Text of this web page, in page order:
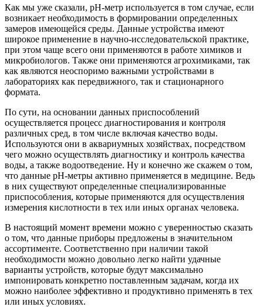
Как мы уже сказали, pH-метр используется в том случае, если
возникает необходимость в формировании определенных
замеров имеющейся среды. Данные устройства имеют
широкое применение в научно-исследовательской практике,
при этом чаще всего они применяются в работе химиков и
микробиологов. Также они применяются агрохимиками, так
как являются неоспоримо важными устройствами в
лабораториях как передвижного, так и стационарного
формата.
По сути, на основании данных приспособлений
осуществляется процесс диагностирования и контроля
различных сред, в том числе включая качество воды.
Используются они в аквариумных хозяйствах, посредством
чего можно осуществлять диагностику и контроль качества
воды, а также водоотведение. Ну и конечно же скажем о том,
что данные pH-метры активно применяется в медицине. Ведь
в них существуют определенные специализированные
приспособления, которые применяются для осуществления
измерения кислотности в тех или иных органах человека.
В настоящий момент времени можно с уверенностью сказать
о том, что данные приборы предложены в значительном
ассортименте. Соответственно при наличии такой
необходимости можно довольно легко найти удачные
варианты устройств, которые будут максимально
импонировать конкретно поставленным задачам, когда их
можно наиболее эффективно и продуктивно применять в тех
или иных условиях.